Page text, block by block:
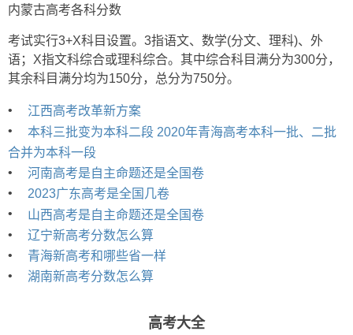
内蒙古高考各科分数
考试实行3+X科目设置。3指语文、数学(分文、理科)、外
语；X指文科综合或理科综合。其中综合科目满分为300分，
其余科目满分均为150分，总分为750分。
•
江西高考改革新方案
•
本科三批变为本科二段 2020年青海高考本科一批、二批
合并为本科一段
•
河南高考是自主命题还是全国卷
•
2023广东高考是全国几卷
•
山西高考是自主命题还是全国卷
•
辽宁新高考分数怎么算
•
青海新高考和哪些省一样
•
湖南新高考分数怎么算
高考大全